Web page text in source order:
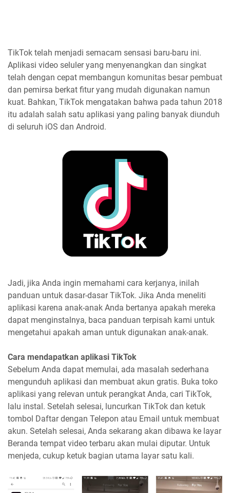
TikTok telah menjadi semacam sensasi baru-baru ini.
Aplikasi video seluler yang menyenangkan dan singkat
telah dengan cepat membangun komunitas besar pembuat
dan pemirsa berkat fitur yang mudah digunakan namun
kuat. Bahkan, TikTok mengatakan bahwa pada tahun 2018
itu adalah salah satu aplikasi yang paling banyak diunduh
di seluruh iOS dan Android.
Jadi, jika Anda ingin memahami cara kerjanya, inilah
panduan untuk dasar-dasar TikTok. Jika Anda meneliti
aplikasi karena anak-anak Anda bertanya apakah mereka
dapat menginstalnya, baca panduan terpisah kami untuk
mengetahui apakah aman untuk digunakan anak-anak.
Cara mendapatkan aplikasi TikTok
Sebelum Anda dapat memulai, ada masalah sederhana
mengunduh aplikasi dan membuat akun gratis. Buka toko
aplikasi yang relevan untuk perangkat Anda, cari TikTok,
lalu instal. Setelah selesai, luncurkan TikTok dan ketuk
tombol Daftar dengan Telepon atau Email untuk membuat
akun. Setelah selesai, Anda sekarang akan dibawa ke layar
Beranda tempat video terbaru akan mulai diputar. Untuk
menjeda, cukup ketuk bagian utama layar satu kali.